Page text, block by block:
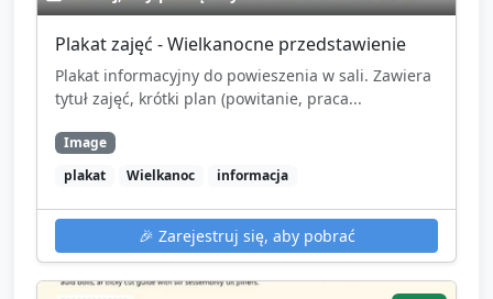
Plakat zajęć - Wielkanocne przedstawienie
Plakat informacyjny do powieszenia w sali. Zawiera
tytuł zajęć, krótki plan (powitanie, praca...
Image
plakat
Wielkanoc informacja
🎉 Zarejestruj się, aby pobrać